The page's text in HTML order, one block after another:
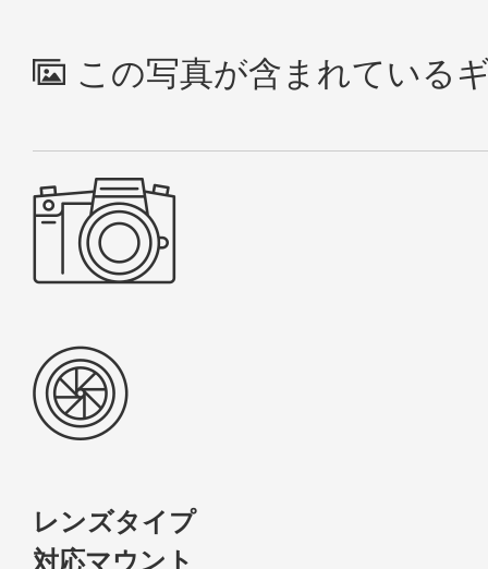
この写真が含まれている
レンズタイプ
対応マウント